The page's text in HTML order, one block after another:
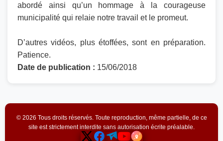
abordé ainsi qu’un hommage à la courageuse
municipalité qui relaie notre travail et le promeut.
D’autres vidéos, plus étoffées, sont en préparation.
Patience.
Date de publication : 15/06/2018
© 2026 Tous droits réservés. Toute reproduction, même partielle, de ce
site est strictement interdite sans autorisation écrite préalable.